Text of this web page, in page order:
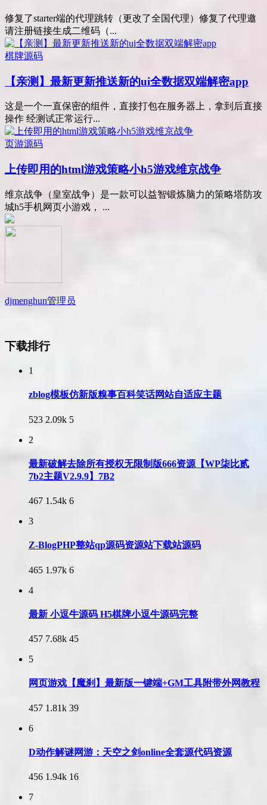
修复了starter端的代理跳转（更改了全国代理）修复了代理邀
请注册链接生成二维码（...
棋牌源码
【亲测】最新更新推送新的ui全数据双端解密app
这是一个一直保密的组件，直接打包在服务器上，拿到后直接
操作 经测试正常运行...
页游源码
上传即用的html游戏策略小h5游戏维京战争
维京战争（皇室战争）是一款可以益智锻炼脑力的策略塔防攻
城h5手机网页小游戏， ...
djmenghun管理员
下载排行
1
zblog模板仿新版糗事百科笑话网站自适应主题
523 2.09k 5
2
最新破解去除所有授权无限制版666资源【WP柒比贰
7b2主题V2.9.9】7B2
467 1.54k 6
3
Z-BlogPHP整站qp源码资源站下载站源码
465 1.97k 6
4
最新 小逗牛源码 H5棋牌小逗牛源码完整
457 7.68k 45
5
网页游戏【魔刹】最新版一键端+GM工具附带外网教程
457 1.81k 39
6
D动作解谜网游：天空之剑online全套源代码资源
456 1.94k 16
7